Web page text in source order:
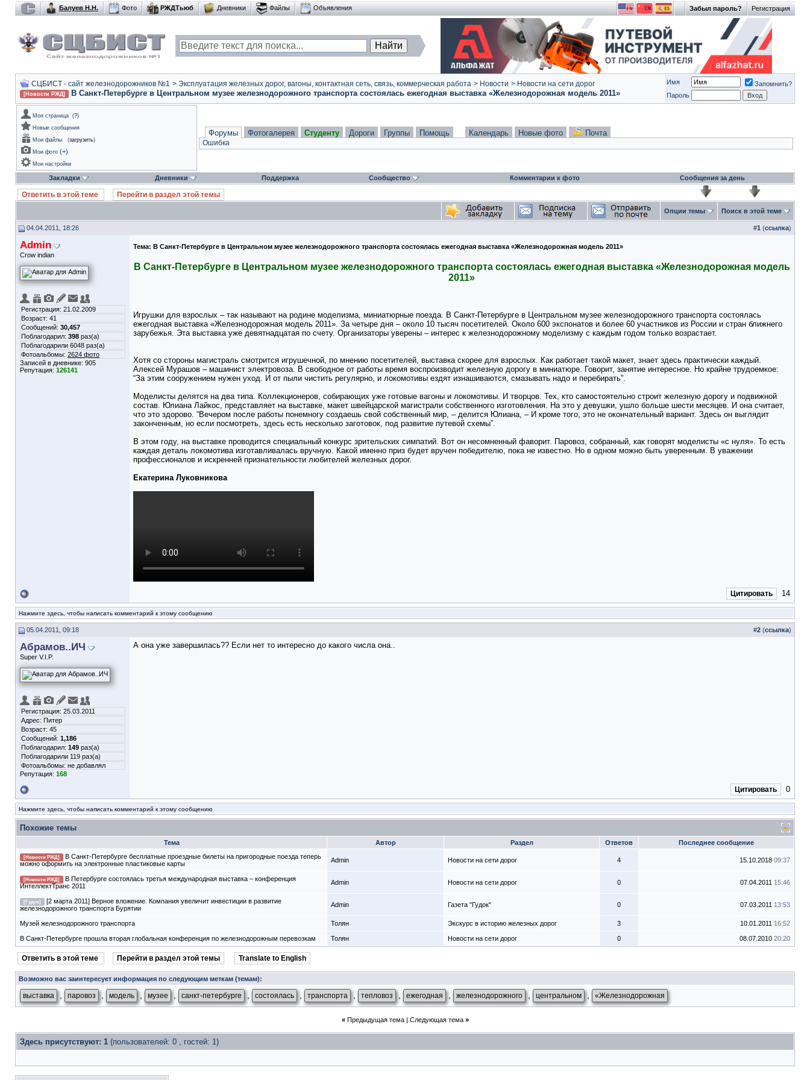
Регистрация
Забыл пароль?
Балуев Н.Н. Фото РЖДТьюб Дневники Файлы Объявления
СЦБИСТ - сайт железнодорожников №1 > Эксплуатация железных дорог, вагоны, контактная сеть, связь, коммерческая работа > Новости > Новости на сети дорог
[Новости РЖД] В Санкт-Петербурге в Центральном музее железнодорожного транспорта состоялась ежегодная выставка «Железнодорожная модель 2011»
Имя
Запомнить?
Пароль
Моя страница (?)
Новые сообщения
Мои файлы
(загрузить)
Мои фото (+)
Мои настройки
Форумы Фотогалерея Студенту Дороги Группы Помощь Календарь Новые фото Почта
Ошибка
Закладки Дневники Поддержка Сообщество Комментарии к фото Сообщения за день
Ответить в этой теме Перейти в раздел этой темы
Опции темы Поиск в этой теме
04.04.2011, 18:26 #1 (ссылка)
Admin
Crow indian
Регистрация: 21.02.2009
Возраст: 41
Сообщений: 30,457
Поблагодарил: 398 раз(а)
Поблагодарили 6048 раз(а)
Фотоальбомы: 2624 фото
Записей в дневнике: 905
Репутация: 126141
Тема: В Санкт-Петербурге в Центральном музее железнодорожного транспорта состоялась ежегодная выставка «Железнодорожная модель 2011»
В Санкт-Петербурге в Центральном музее железнодорожного транспорта состоялась ежегодная выставка «Железнодорожная модель
2011»
Игрушки для взрослых – так называют на родине моделизма, миниатюрные поезда. В Санкт-Петербурге в Центральном музее железнодорожного транспорта состоялась
ежегодная выставка «Железнодорожная модель 2011». За четыре дня – около 10 тысяч посетителей. Около 600 экспонатов и более 60 участников из России и стран ближнего
зарубежья. Эта выставка уже девятнадцатая по счету. Организаторы уверены – интерес к железнодорожному моделизму с каждым годом только возрастает.
Хотя со стороны магистраль смотрится игрушечной, по мнению посетителей, выставка скорее для взрослых. Как работает такой макет, знает здесь практически каждый.
Алексей Мурашов – машинист электровоза. В свободное от работы время воспроизводит железную дорогу в миниатюре. Говорит, занятие интересное. Но крайне трудоемкое:
“За этим сооружением нужен уход. И от пыли чистить регулярно, и локомотивы ездят изнашиваются, смазывать надо и перебирать”.
Моделисты делятся на два типа. Коллекционеров, собирающих уже готовые вагоны и локомотивы. И творцов. Тех, кто самостоятельно строит железную дорогу и подвижной
состав. Юлиана Лайкос, представляет на выставке, макет швейцарской магистрали собственного изготовления. На это у девушки, ушло больше шести месяцев. И она считает,
что это здорово. “Вечером после работы понемногу создаешь свой собственный мир, – делится Юлиана, – И кроме того, это не окончательный вариант. Здесь он выглядит
законченным, но если посмотреть, здесь есть несколько заготовок, под развитие путевой схемы”.
В этом году, на выставке проводится специальный конкурс зрительских симпатий. Вот он несомненный фаворит. Паровоз, собранный, как говорят моделисты «с нуля». То есть
каждая деталь локомотива изготавливалась вручную. Какой именно приз будет вручен победителю, пока не известно. Но в одном можно быть уверенным. В уважении
профессионалов и искренней признательности любителей железных дорог.
Екатерина Луковникова
Цитировать 14
Нажмите здесь, чтобы написать комментарий к этому сообщению
05.04.2011, 09:18 #2 (ссылка)
Абрамов..ИЧ
Super V.I.P.
Регистрация: 25.03.2011
Адрес: Питер
Возраст: 45
Сообщений: 1,186
Поблагодарил: 149 раз(а)
Поблагодарили 119 раз(а)
Фотоальбомы: не добавлял
Репутация: 168
А она уже завершилась?? Если нет то интересно до какого числа она..
Цитировать 0
Нажмите здесь, чтобы написать комментарий к этому сообщению
Похожие темы
Тема Автор Раздел Ответов Последнее сообщение
[Новости РЖД]
В Санкт-Петербурге бесплатные проездные билеты на пригородные поезда теперь
можно оформить на электронные пластиковые карты
Admin Новости на сети дорог 4 15.10.2018 09:37
[Новости РЖД]
В Петербурге состоялась третья международная выставка – конференция
ИнтеллектТранс 2011
Admin Новости на сети дорог 0 07.04.2011 15:46
[Гудок]
[2 марта 2011] Верное вложение. Компания увеличит инвестиции в развитие
железнодорожного транспорта Бурятии
Admin Газета "Гудок" 0 07.03.2011 13:53
Музей железнодорожного транспорта Толян Экскурс в историю железных дорог 3 10.01.2011 16:52
В Санкт-Петербурге прошла вторая глобальная конференция по железнодорожным перевозкам Толян Новости на сети дорог 0 08.07.2010 20:20
Ответить в этой теме Перейти в раздел этой темы Translate to English
Возможно вас заинтересует информация по следующим меткам (темам):
выставка паровоз модель музее санкт-петербурге состоялась транспорта тепловоз ежегодная железнодорожного центральном «Железнодорожная
« Предыдущая тема| Следующая тема »
Здесь присутствуют: 1 (пользователей: 0 , гостей: 1)